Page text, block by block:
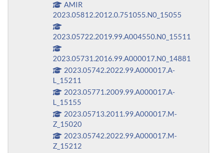
AMIR
2023.05812.2012.0.751055.N0_15055
2023.05722.2019.99.A004550.N0_15511
2023.05731.2016.99.A000017.N0_14881
2023.05742.2022.99.A000017.A-
L_15211
2023.05771.2009.99.A000017.A-
L_15155
2023.05713.2011.99.A000017.M-
Z_15020
2023.05742.2022.99.A000017.M-
Z_15212